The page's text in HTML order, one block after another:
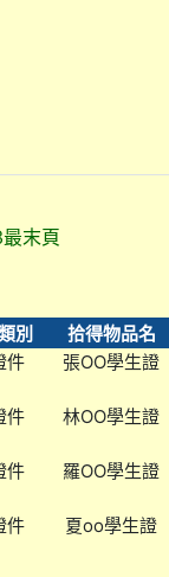
最末頁
別 拾得物品名
件 張OO學生證
件 林OO學生證
件 羅OO學生證
件 夏oo學生證